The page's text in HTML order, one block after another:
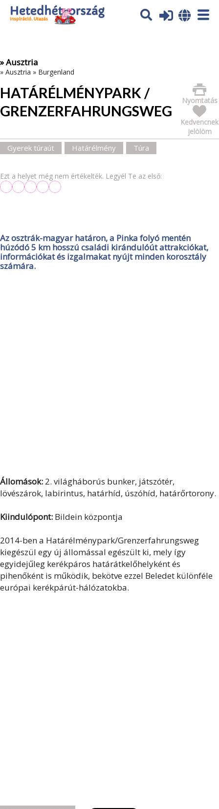
Az oldal sütiket (cookies) használ. További tájékoztatás itt:
Adatvédelmi tájékoztató
» Ausztria
» Ausztria » Burgenland
HATÁRÉLMÉNYPARK /
GRENZERFAHRUNGSWEG
Nyomtatás
Kedvencnek
jelölöm
Gyerek túraút Határélmény Túra
Ezt a helyet még nem értékelték. Legyél Te az első:
Az osztrák-magyar határon, a Pinka folyó mentén
húzódó 5 km hosszú családi kirándulóút attrakciókat,
információkat és izgalmakat nyújt minden korosztály
számára.
Állomások: 2. világháborús bunker, játszótér,
lövészárok, labirintus, határhíd, úszóhíd, határőrtorony.
Kiindulópont: Bildein központja
2014-ben a Határélménypark/Grenzerfahrungsweg
kiegészül egy új állomással egészült ki, mely így
egyidejűleg kerékpáros határátkelőhelyként és
pihenőként is működik, bekötve ezzel Beledet különféle
európai kerékpárút-hálózatokba.